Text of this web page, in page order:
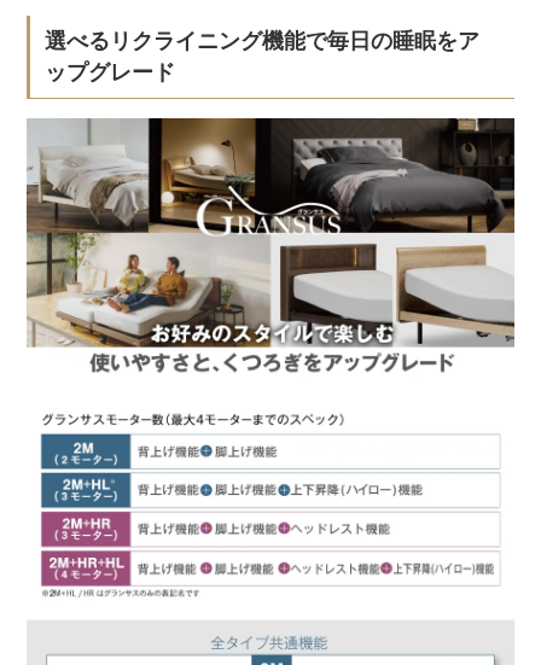
選べるリクライニング機能で毎日の睡眠をア
ップグレード